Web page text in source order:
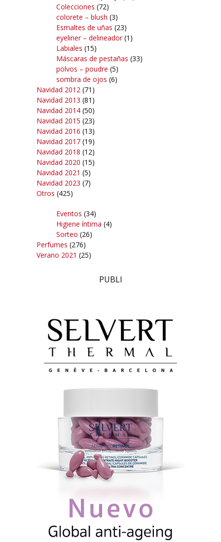
Colecciones (72)
colorete – blush (3)
Esmaltes de uñas (23)
eyeliner – delineador(1)
Labiales (15)
Máscaras de pestañas (33)
polvos – poudre (5)
sombra de ojos (6)
Navidad 2012 (71)
Navidad 2013 (81)
Navidad 2014 (50)
Navidad 2015 (23)
Navidad 2016 (13)
Navidad 2017 (19)
Navidad 2018 (12)
Navidad 2020 (15)
Navidad 2021 (5)
Navidad 2023 (7)
Otros (425)
Eventos (34)
Higiene íntima (4)
Sorteo (26)
Perfumes (276)
Verano 2021 (25)
PUBLI